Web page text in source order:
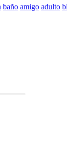
baño amigo adulto